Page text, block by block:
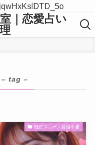
｜恋愛占い
– tag –
既読スルー／音信不通